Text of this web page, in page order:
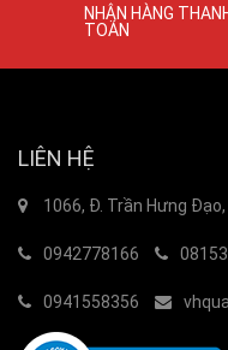
NHẬN HÀNG
TOÁN
LIÊN HỆ
1066, Đ. Trần Hưng
0942778166
0941558356